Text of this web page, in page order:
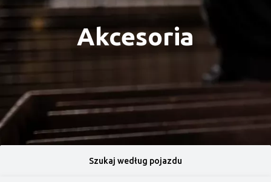
Akcesoria
Szukaj według pojazdu